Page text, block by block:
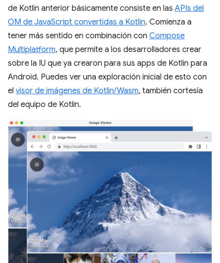
de Kotlin anterior básicamente consiste en las APIs del
OM de JavaScript convertidas a Kotlin. Comienza a
tener más sentido en combinación con Compose
Multiplatform, que permite a los desarrolladores crear
sobre la IU que ya crearon para sus apps de Kotlin para
Android. Puedes ver una exploración inicial de esto con
el visor de imágenes de Kotlin/Wasm, también cortesía
del equipo de Kotlin.